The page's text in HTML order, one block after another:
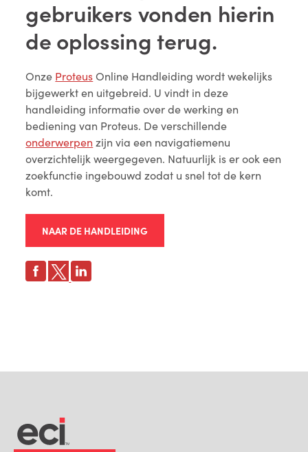
gebruikers vonden hierin
de oplossing terug.
Onze ProteusOnline Handleiding wordt wekelijks
bijgewerkt en uitgebreid. U vindt in deze
handleiding informatie over de werking en
bediening van Proteus. De verschillende
onderwerpen zijn via een navigatiemenu
overzichtelijk weergegeven. Natuurlijk is er ook een
zoekfunctie ingebouwd zodat u snel tot de kern
komt.
NAAR DE HANDLEIDING